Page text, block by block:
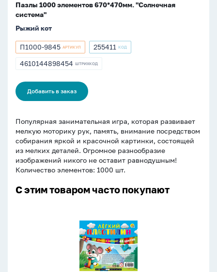
Пазлы 1000 элементов 670*470мм. "Солнечная
система"
Рыжий кот
Артикул
П1000-
П1000-9845 АРТИКУЛ
Артикул
255411
255411 КОД
ШТРИХКОД
4610144898454 ШТРИХКОД
Добавить в заказ
Популярная занимательная игра, которая развивает
мелкую моторику рук, память, внимание посредством
собирания яркой и красочной картинки, состоящей
из мелких деталей. Огромное разнообразие
изображений никого не оставит равнодушным!
Количество элементов: 1000 шт.
С этим товаром часто покупают